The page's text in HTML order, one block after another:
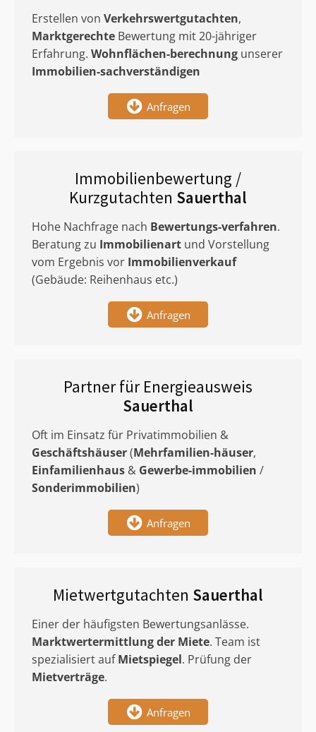
Erstellen von Verkehrswertgutachten,
Marktgerechte Bewertung mit 20-jähriger
Erfahrung. Wohnflächen-berechnung unserer
Immobilien-sachverständigen
Anfragen
Immobilienbewertung /
Kurzgutachten Sauerthal
Hohe Nachfrage nach Bewertungs-verfahren.
Beratung zu Immobilienart und Vorstellung
vom Ergebnis vor Immobilienverkauf
(Gebäude: Reihenhaus etc.)
Anfragen
Partner für Energieausweis
Sauerthal
Oft im Einsatz für Privatimmobilien &
Geschäftshäuser(Mehrfamilien-häuser,
Einfamilienhaus & Gewerbe-immobilien /
Sonderimmobilien)
Anfragen
Mietwertgutachten Sauerthal
Einer der häufigsten Bewertungsanlässe.
Marktwertermittlungder Miete. Team ist
spezialisiert aufMietspiegel. Prüfung der
Mietverträge.
Anfragen